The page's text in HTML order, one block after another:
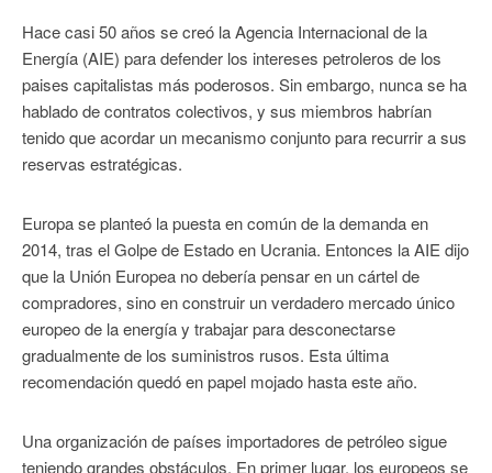
Hace casi 50 años se creó la Agencia Internacional de la
Energía (AIE) para defender los intereses petroleros de los
paises capitalistas más poderosos. Sin embargo, nunca se ha
hablado de contratos colectivos, y sus miembros habrían
tenido que acordar un mecanismo conjunto para recurrir a sus
reservas estratégicas.
Europa se planteó la puesta en común de la demanda en
2014, tras el Golpe de Estado en Ucrania. Entonces la AIE dijo
que la Unión Europea no debería pensar en un cártel de
compradores, sino en construir un verdadero mercado único
europeo de la energía y trabajar para desconectarse
gradualmente de los suministros rusos. Esta última
recomendación quedó en papel mojado hasta este año.
Una organización de países importadores de petróleo sigue
teniendo grandes obstáculos. En primer lugar, los europeos se